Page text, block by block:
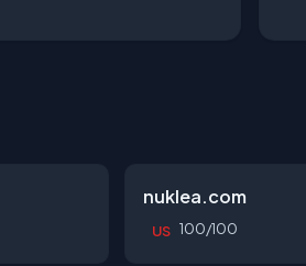
nuklea.com
US 100/100